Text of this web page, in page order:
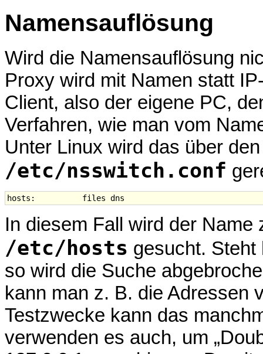
Namensauflösung
Wird die Namensauflösung
Proxy wird mit Namen statt
Client, also der eigene PC,
Verfahren, wie man vom
Unter Linux wird das über
/etc/nsswitch.conf
In diesem Fall wird der
/etc/hosts gesucht. Steht
so wird die Suche
kann man z. B. die Adressen
Testzwecke kann das
verwenden es auch, um